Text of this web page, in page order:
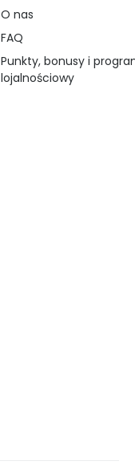
O nas
FAQ
Punkty, bonusy i
lojalnościowy